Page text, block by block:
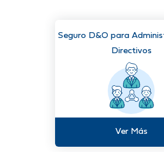
Seguro D&O para
Directivos
Ver Más